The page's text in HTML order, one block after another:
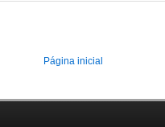
Página inicial